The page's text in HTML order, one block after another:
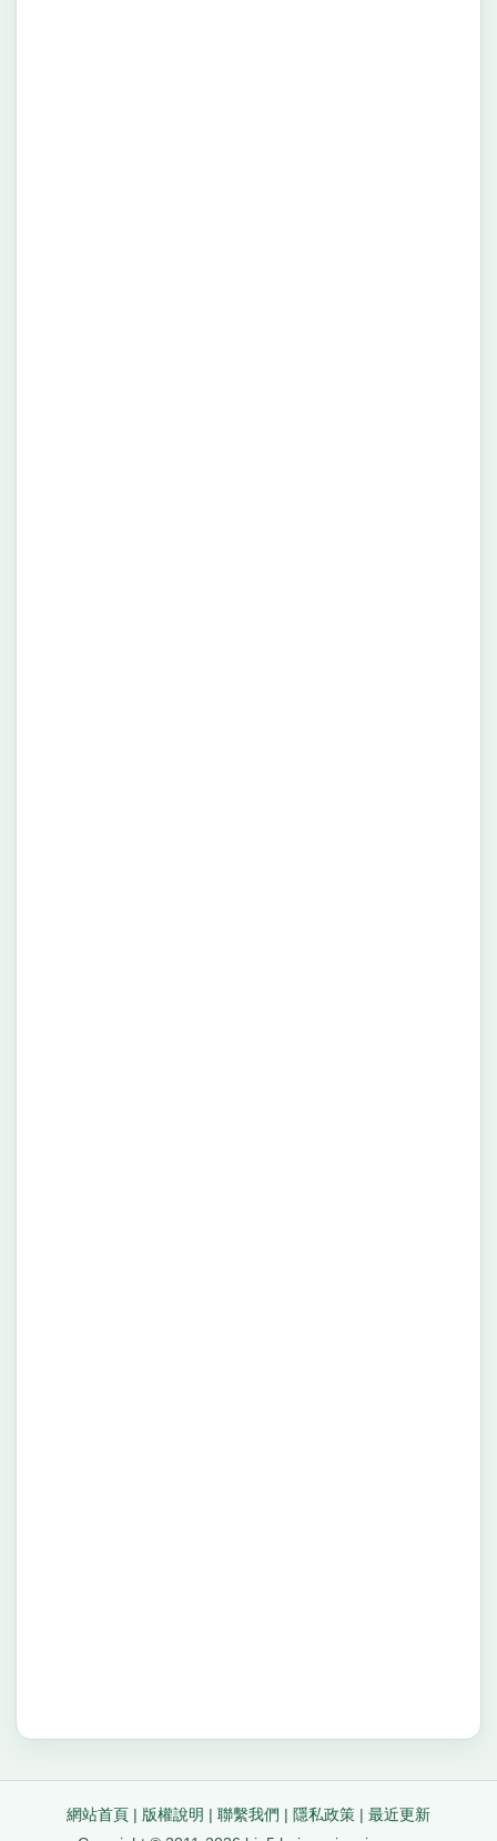
網站首頁 | 版權說明 | 聯繫我們 | 隱私政策 | 最近更新